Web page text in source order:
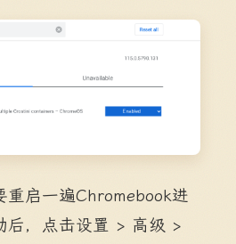
重启一遍Chromebook进
后，点击设置 > 高级 >